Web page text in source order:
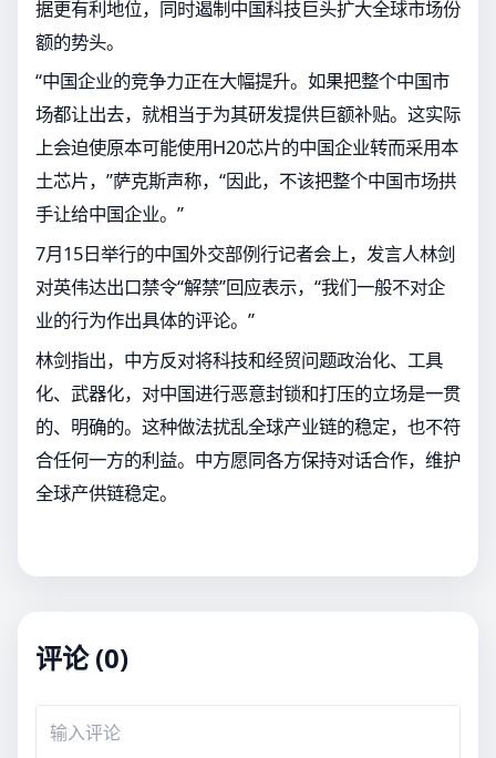
据更有利地位，同时遏制中国科技巨头扩大全球市场份
额的势头。
“中国企业的竞争力正在大幅提升。如果把整个中国市
场都让出去，就相当于为其研发提供巨额补贴。这实际
上会迫使原本可能使用H20芯片的中国企业转而采用本
土芯片，”萨克斯声称，“因此，不该把整个中国市场拱
手让给中国企业。”
7月15日举行的中国外交部例行记者会上，发言人林剑
对英伟达出口禁令“解禁”回应表示，“我们一般不对企
业的行为作出具体的评论。”
林剑指出，中方反对将科技和经贸问题政治化、工具
化、武器化，对中国进行恶意封锁和打压的立场是一贯
的、明确的。这种做法扰乱全球产业链的稳定，也不符
合任何一方的利益。中方愿同各方保持对话合作，维护
全球产供链稳定。
评论 (0)